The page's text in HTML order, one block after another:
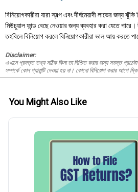
বিনিয়োগকারীরা যারা স্বল্প এবং দীর্ঘমেয়াদী লাভের জন্য
মিউচুয়াল ফান্ড বেছে নেওয়ার জন্য ব্যবহার করা যেতে পারে।
তহবিলে বিনিয়োগ করলে বিনিয়োগকারীরা ভাল আয় করতে
Disclaimer:
এখানে প্রদত্ত তথ্য সঠিক কিনা তা নিশ্চিত করার জন্য সমস্ত
সম্পর্কে কোন গ্যারান্টি দেওয়া হয় না। কোনো বিনিয়োগ করার আগে
You Might Also Like